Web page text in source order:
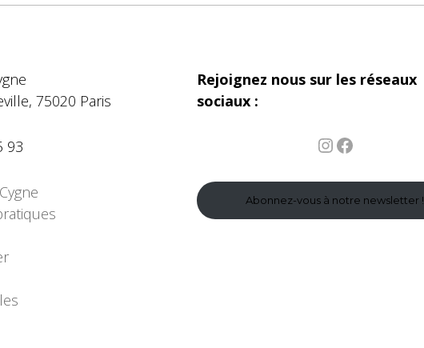
75020 Paris
93
Rejoignez nous sur les réseaux
sociaux :
InstagramFacebook
Abonnez-vous à notre newsletter !